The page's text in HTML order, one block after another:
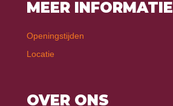
MEER INFORMATIE
Openingstijden
Locatie
OVER ONS